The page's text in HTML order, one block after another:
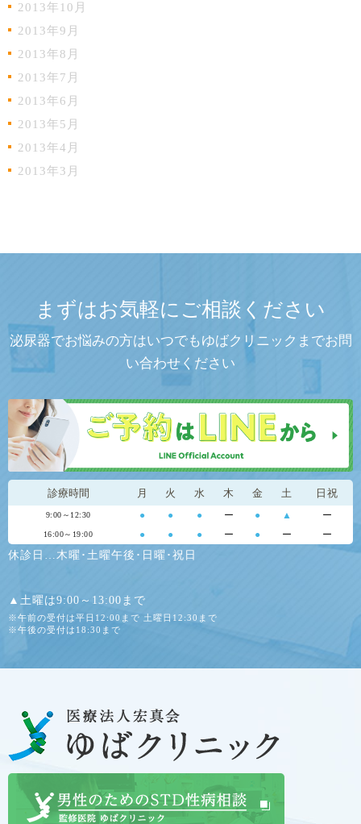
2013年10月
2013年9月
2013年8月
2013年7月
2013年6月
2013年5月
2013年4月
2013年3月
まずはお気軽にご相談ください
泌尿器でお悩みの方はいつでもゆばクリニックまでお問
い合わせください
診療時間 月 火 水 木 金 土 日祝
9:00～12:30 ● ● ● ー ● ▲ ー
16:00～19:00 ● ● ● ー ● ー ー
休診日…木曜･土曜午後･日曜･祝日
▲土曜は9:00～13:00まで
※午前の受付は平日12:00まで 土曜日12:30まで
※午後の受付は18:30まで